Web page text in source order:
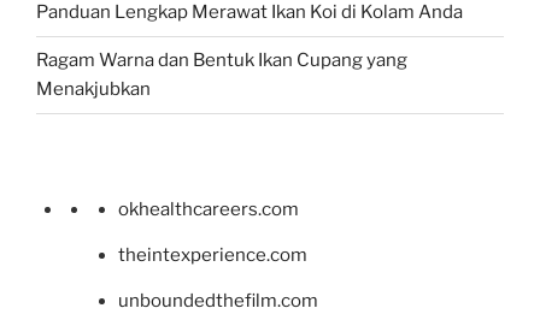
Panduan Lengkap Merawat Ikan Koi di Kolam Anda
Ragam Warna dan Bentuk Ikan Cupang yang
Menakjubkan
okhealthcareers.com
theintexperience.com
unboundedthefilm.com